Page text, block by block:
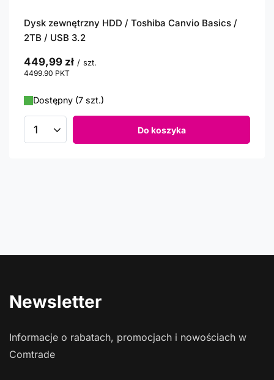
Dysk zewnętrzny HDD / Toshiba Canvio Basics /
2TB / USB 3.2
449,99 zł / szt.
4499.90 PKT
Dostępny (7 szt.)
Ilość produktów Do koszyka
Newsletter
Informacje o rabatach, promocjach i nowościach w
Comtrade